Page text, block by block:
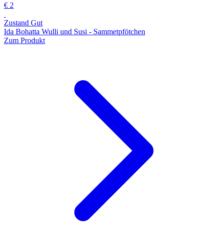
€ 2
Zustand Gut
Ida Bohatta Wulli und Susi - Sammetpfötchen
Zum Produkt